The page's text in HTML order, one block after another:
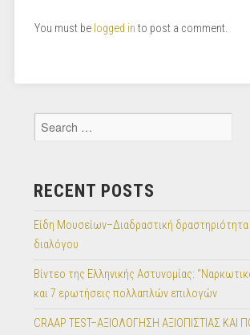
You must be logged in to post a comment.
RECENT POSTS
Είδη Μουσείων–Διαδραστική
διαλόγου
Βίντεο της Ελληνικής Αστυνομίας:
και 7 ερωτήσεις πολλαπλών επιλογών
CRAAP TEST–ΑΞΙΟΛΟΓΗΣΗ ΑΞΙΟΠΙΣΤΙΑΣ ΚΑΙ